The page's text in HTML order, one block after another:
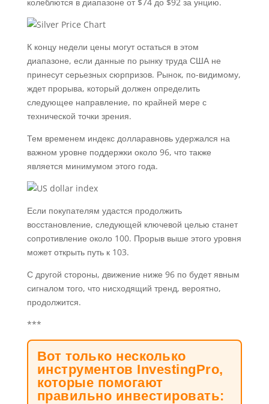
К концу недели цены могут остаться в этом
диапазоне, если данные по рынку труда США не
принесут серьезных сюрпризов. Рынок, по-видимому,
ждет прорыва, который должен определить
следующее направление, по крайней мере с
технической точки зрения.
Тем временем индекс долларавновь удержался на
важном уровне поддержки около 96, что также
является минимумом этого года.
Если покупателям удастся продолжить
восстановление, следующей ключевой целью станет
сопротивление около 100. Прорыв выше этого уровня
может открыть путь к 103.
С другой стороны, движение ниже 96 по будет явным
сигналом того, что нисходящий тренд, вероятно,
продолжится.
***
Вот только несколько
инструментов InvestingPro,
которые помогают
правильно инвестировать: